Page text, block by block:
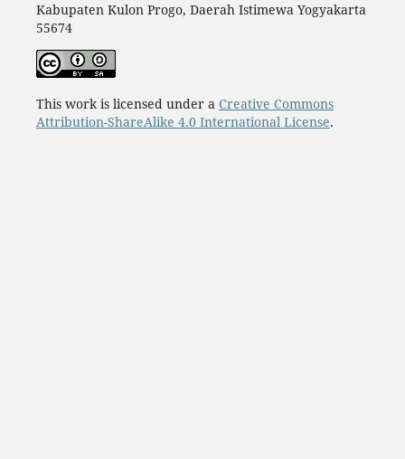
Kabupaten Kulon Progo, Daerah Istimewa Yogyakarta
55674
This work is licensed under a Creative Commons
Attribution-ShareAlike 4.0 International License.